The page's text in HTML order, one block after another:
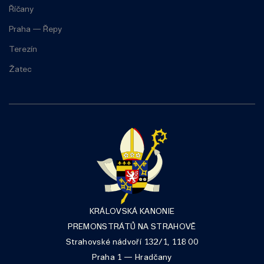
KRÁLOVSKÁ KANONIE
PREMONSTRÁTŮ NA STRAHOVĚ
Strahovské nádvoří 132/1, 118 00
Praha 1 — Hradčany
Říčany
Praha — Řepy
Terezín
Žatec